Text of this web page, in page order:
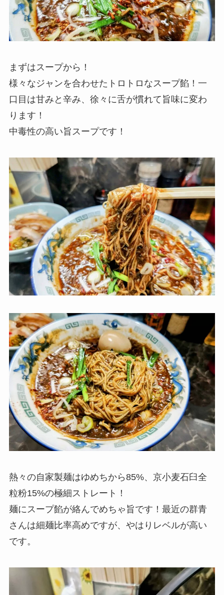
まずはスープから！
様々なジャンを合わせたトロトロなスープ餡！一
口目は甘みと辛み、徐々に舌が慣れて旨味に変わ
ります！
中毒性の高い旨スープです！
熱々の自家製麺はゆめちから85%、京小麦石臼全
粒粉15%の極細ストレート！
麺にスープ餡が絡んでめちゃ旨です！最近の群青
さんは細麺比率高めですが、やはりレベルが高い
です。